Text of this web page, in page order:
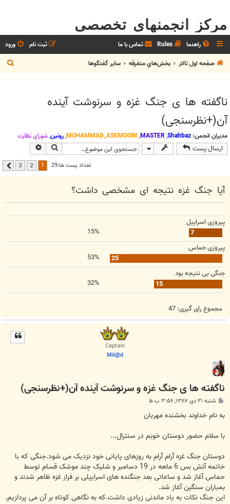
مرکز انجمنهای تخصصی
راهنما Rules تماس با ما ورود
ثبت نام
صفحه اول تالار
بخش‌‌هاي متفرقه ساير گفتگوها
ج
س
ناگفته ها ی جنگ غزه و سرنوشت آینده
آن(+نظرسنجی)
مدیران انجمن: Shahbaz
,
MASTER
,
MOHAMMAD_ASEMOONI
,رونین,شوراي نظارت
ارسال پست جستجو
تعداد پست ها:29 2
3 بعدی
آیا جنگ غزه نتیجه ای مشخصی داشت؟
پیروزی اسراییل
7
15%
پیروزی حماس
25
53%
جنگی بی نتیجه بود
15
32%
مجموع رای گیری:47
Captain
Mil@d
ناگفته ها ی جنگ غزه و سرنوشت آینده آن(+نظرسنجی)
پ
ت
شنبه ۲۱ دی ۱۳۸۷, ۳:۵۶ ب.ظ
به نام خداوند بخشنده مهربان
با سلام حضور دوستان خوبم در سنترال...
دوستان جنگ غزه آرام آرام به روزهای پایانی خود نزدیک می شود.جنگی که با
خاتمه آتش بس 6 ماهه در 19 دسامبر و شلیک چند موشک قسام توسط
حماس آغاز شد و ساعاتی بعد جنگنده های اسراییلی بر فراز غزه ظاهر شدند و
بمباران سنگین آغاز شد.
این جنگ نکات به یاد ماندنی زیادی داشت.که به نگاهی کوتاه بر آن می پردازیم.